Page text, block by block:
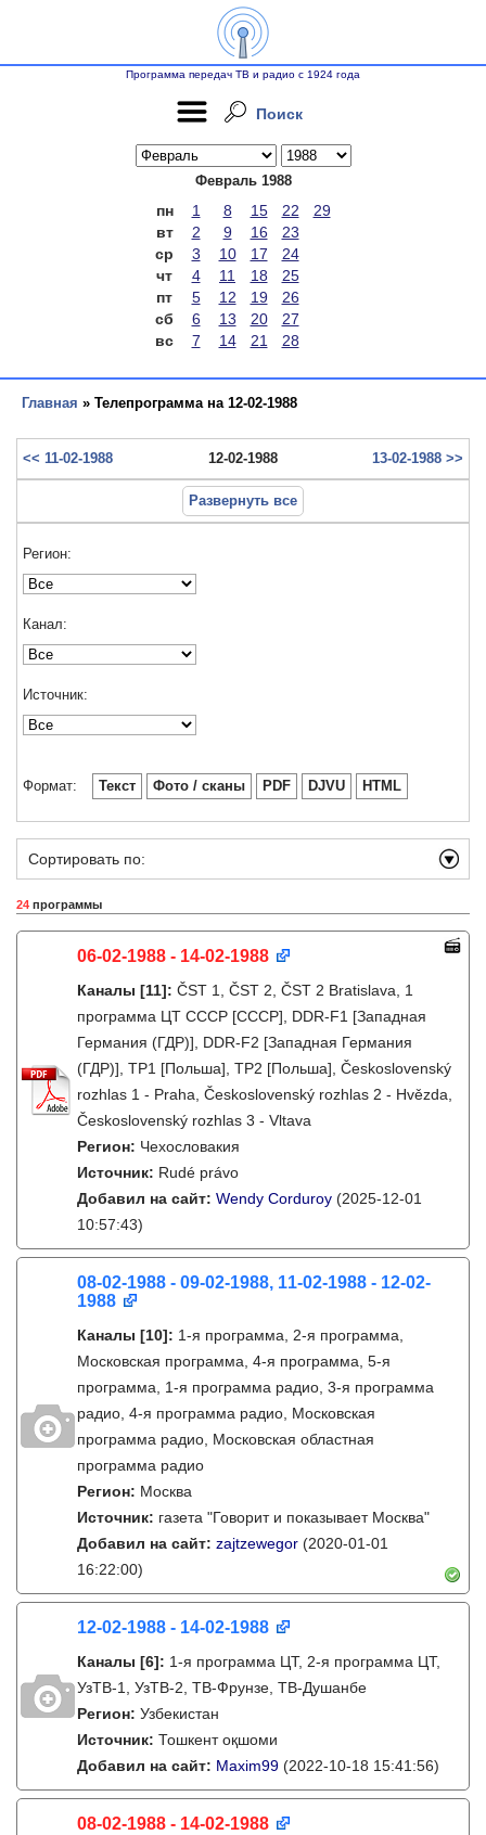
Программа передач ТВ и радио с 1924 года
Поиск
Февраль 1988
пн 1 8 15 22
29
вт
2 9 16
23
ср
3 10 17
24
чт
4 11 18
25
пт
5 12 19
26
сб
6 13 20
27
вс
7 14 21 28
Главная » Телепрограмма на 12-02-1988
<< 11-02-1988 12-02-1988 13-02-1988 >>
Развернуть все
Регион:
Канал:
Источник:
Формат: Текст Фото / сканы PDF DJVU HTML
Сортировать по:
24 программы
06-02-1988 - 14-02-1988
Каналы [11]: ČST 1, ČST 2, ČST 2 Bratislava, 1
программа ЦТ СССР [СССР], DDR-F1 [Западная
Германия (ГДР)], DDR-F2 [Западная Германия
(ГДР)], TP1 [Польша], TP2 [Польша], Československý
rozhlas 1 - Praha, Československý rozhlas 2 - Hvězda,
Československý rozhlas 3 - Vltava
Регион: Чехословакия
Источник: Rudé právo
Добавил на сайт: Wendy Corduroy (2025-12-01
10:57:43)
08-02-1988 - 09-02-1988, 11-02-1988 - 12-02-
1988
Каналы [10]: 1-я программа, 2-я программа,
Московская программа, 4-я программа, 5-я
программа, 1-я программа радио, 3-я программа
радио, 4-я программа радио, Московская
программа радио, Московская областная
программа радио
Регион: Москва
Источник: газета "Говорит и показывает Москва"
Добавил на сайт: zajtzewegor (2020-01-01
16:22:00)
12-02-1988 - 14-02-1988
Каналы [6]: 1-я программа ЦТ, 2-я программа ЦТ,
УзТВ-1, УзТВ-2, ТВ-Фрунзе, ТВ-Душанбе
Регион: Узбекистан
Источник: Тошкент оқшоми
Добавил на сайт: Maxim99 (2022-10-18 15:41:56)
08-02-1988 - 14-02-1988